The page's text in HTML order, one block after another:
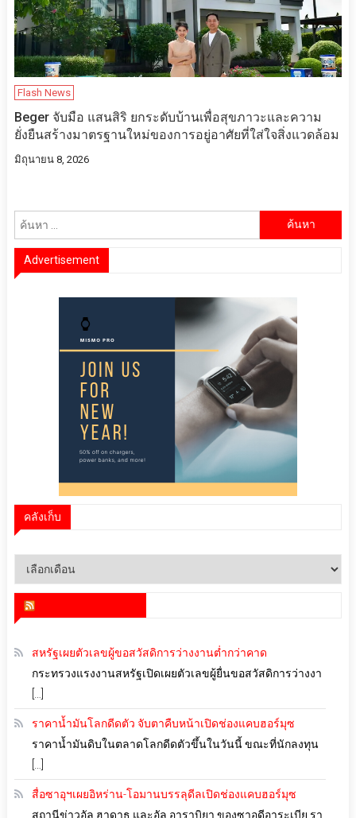
Flash News
Beger จับมือ แสนสิริ ยกระดับบ้านเพื่อสุขภาวะและความ
ยั่งยืนสร้างมาตรฐานใหม่ของการอยู่อาศัยที่ใส่ใจสิ่งแวดล้อม
มิถุนายน 8, 2026
Advertisement
คลังเก็บ
คลัง
สหรัฐเผยตัวเลขผู้ขอสวัสดิการว่างงานต่ำกว่าคาด
กระทรวงแรงงานสหรัฐเปิดเผยตัวเลขผู้ยื่นขอสวัสดิการว่างงา
ราคาน้ำมันโลกดีดตัว จับตาคืบหน้าเปิดช่องแคบฮอร์มุซ
ราคาน้ำมันดิบในตลาดโลกดีดตัวขึ้นในวันนี้ ขณะที่นักลงทุน
สื่อซาอุฯเผยอิหร่าน-โอมานบรรลุดีลเปิดช่องแคบฮอร์มุซ
สถานีข่าวอัล ฮาดาธ และอัล อาราบิยา ของซาอุดีอาระเบีย รา